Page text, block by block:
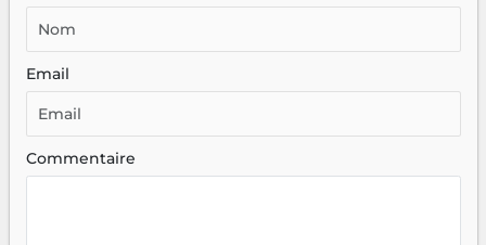
Email
Commentaire